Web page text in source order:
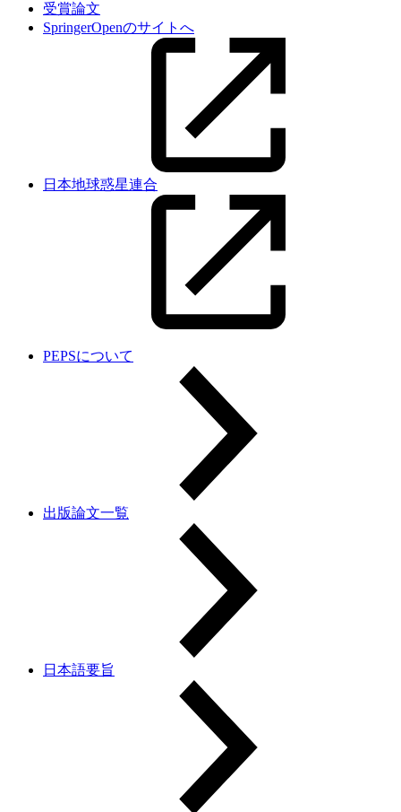
受賞論文
SpringerOpenのサイトへ
日本地球惑星連合
PEPSについて
出版論文一覧
日本語要旨